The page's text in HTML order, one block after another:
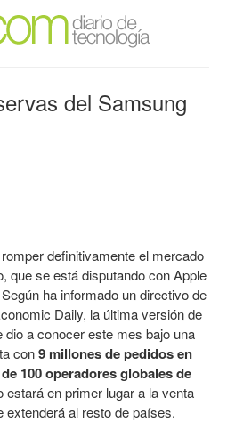
del Samsung
definitivamente el mercado
que se está disputando con Apple
ha informado un directivo de
Daily, la última versión de
dio a conocer este mes bajo una
con9 millones de pedidos en
100 operadores globales de
estará en primer lugar a la venta
al resto de países.